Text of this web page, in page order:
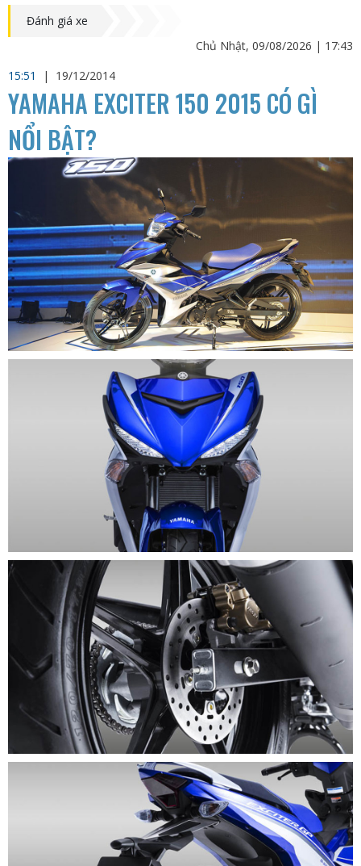
Đánh giá xe
Chủ Nhật, 09/08/2026 | 17:43
15:51
| 19/12/2014
YAMAHA EXCITER 150 2015 CÓ GÌ
NỔI BẬT?